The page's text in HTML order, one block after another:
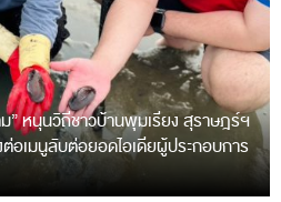
” หนุนวิถีชาวบ้านพุมเรียง สุราษฎร์ฯ
อเมนูลับต่อยอดไอเดียผู้ประกอบการ